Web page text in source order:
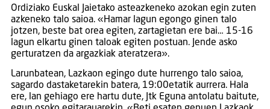
Ordiziako Euskal Jaietako asteazkeneko azokan egin zuten
azkeneko talo saioa. «Hamar lagun egongo ginen talo
jotzen, beste bat orea egiten, zartagietan ere bai… 15-16
lagun elkartu ginen taloak egiten postuan. Jende asko
gerturatzen da argazkiak ateratzera».
Larunbatean, Lazkaon egingo dute hurrengo talo saioa,
sagardo dastaketarekin batera, 19:00etatik aurrera. Hala
ere, lan gehiago ere hartu dute, Jtk Eguna antolatu baitute,